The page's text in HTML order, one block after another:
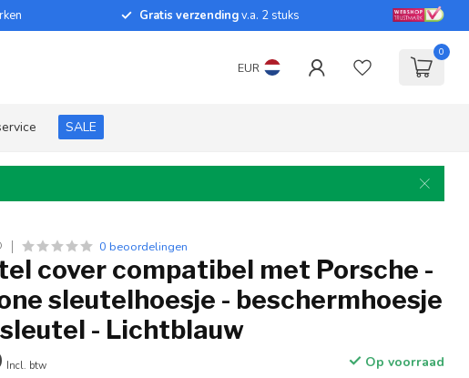
Gratis verzendingv.a. 2 stuks
EUR
0
SALE
0 beoordelingen
cover compatibel met Porsche -
sleutelhoesje - beschermhoesje
- Lichtblauw
Incl. btw Op voorraad